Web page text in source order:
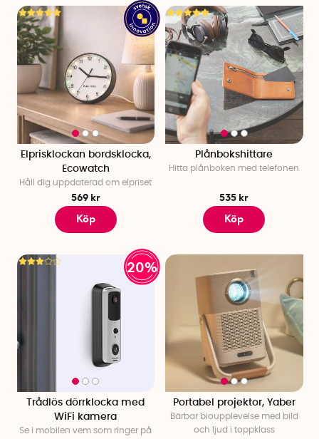
Elprisklockan bordsklocka,
Ecowatch
Håll dig uppdaterad om elpriset
569 kr
Köp
Plånbokshittare
Hitta plånboken med telefonen
535 kr
Köp
20%
Trådlös dörrklocka med
WiFi kamera
Se i mobilen vem som ringer på
Portabel projektor, Yaber
Bärbar bioupplevelse med bild
och ljud i toppklass